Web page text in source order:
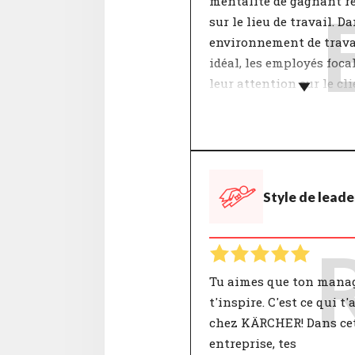
sur le lieu de travail.
environnement de
idéal, les employés
leur attention sur le
équipe sont
thématique "Rapports
des sujets tels que la
coopération, la
l’état d’esprit. Un accord
ces points contribue à
bonne atmosphère de
a une influence positive
Style de
Tu aimes que ton
t'inspire. C'est ce qui
chez KÄRCHER! Dans
entreprise, tes